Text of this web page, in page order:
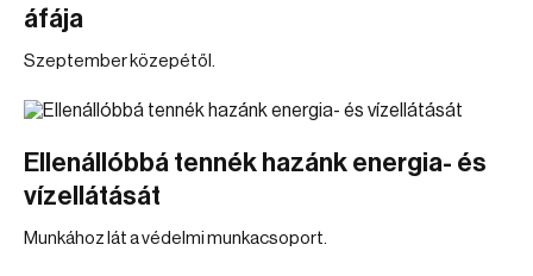
áfája
Szeptember közepétől.
Ellenállóbbá tennék hazánk energia- és
vízellátását
Munkához lát a védelmi munkacsoport.